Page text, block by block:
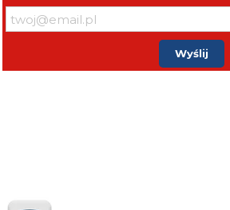
Wyślij